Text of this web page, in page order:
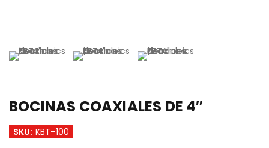
BOCINAS COAXIALES DE 4″
SKU: KBT-100